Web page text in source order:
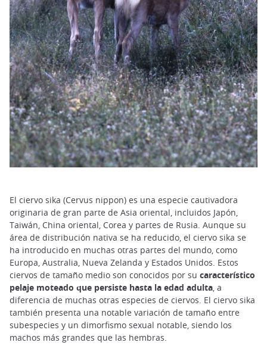
El ciervo sika (Cervus nippon) es una especie cautivadora
originaria de gran parte de Asia oriental, incluidos Japón,
Taiwán, China oriental, Corea y partes de Rusia. Aunque su
área de distribución nativa se ha reducido, el ciervo sika se
ha introducido en muchas otras partes del mundo, como
Europa, Australia, Nueva Zelanda y Estados Unidos. Estos
ciervos de tamaño medio son conocidos por su característico
pelaje moteado que persiste hasta la edad adulta, a
diferencia de muchas otras especies de ciervos. El ciervo sika
también presenta una notable variación de tamaño entre
subespecies y un dimorfismo sexual notable, siendo los
machos más grandes que las hembras.